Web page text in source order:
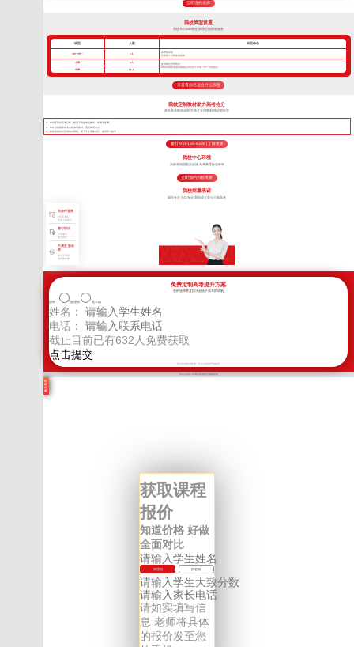
立即连线名师
我校班型设置
我校TLEscort课程 班课也能因材施教
班型 人数 班型特色
VIP一对一 1人
高考核武器
把握每寸光阴备战高考
小班 8人
超精细化管理模式
我校班课管理模式精细化管控优于常规一对一管理模式
中班 16人
来看看自己适合什么班型
我校定制教材助力高考抢分
多年高考教研成果 艺考生专用教材 精进更科学
针对不同的高考目标，甄选不同的考点教学，将厚书变薄。
每年根据最新高考考纲修订教材，直击高考考点
狠抓基础知识形成知识网络，便于学生理解记忆，提高学习效率
拨打400-155-6338 | 了解更多
我校中心环境
高标准校园配套设施 高考教育行业标杆
立即预约到校考察
我校郑重承诺
因为专注 所以专业 我校成立至今只做高考
无条件退费
7天不满意
交多少退多少
签订协议
入学签订
辅导协议
不满意 换老
师
教学不满意
老师随时换
免费定制高考提升方案
您的选择将直接决定孩子高考的成败
选科： 物理组 化学组
姓名：
电话：
截止目前已有632人免费获取
新学高考郑重承诺，以上信息将严格保密
Copyright © 四川高考提分版权所有
学
费
计
算
获取课程
报价
知道价格 好做
全面对比
物理组 历史组
请如实填写信
息 老师将具体
的报价发至您